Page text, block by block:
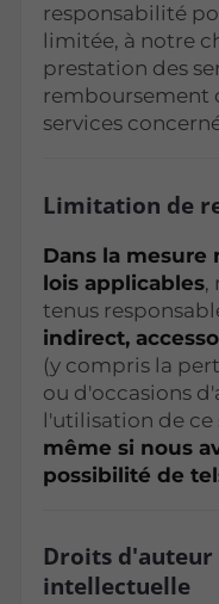
responsabilité
limitée, à notre
prestation des
remboursement
services
Limitation de
Dans la mesure
lois applicables,
tenus
indirect,
(y compris la
ou d'occasions
l'utilisation de ce
même si nous
possibilité de
Droits
intellectuelle